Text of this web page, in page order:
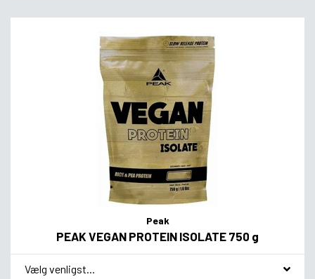
Peak
PEAK VEGAN PROTEIN ISOLATE 750 g
* Smagsvariant